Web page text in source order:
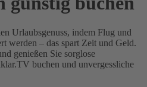
Urlaubsgenuss, indem Flug und
werden – das spart Zeit und Geld.
genießen Sie sorglose
buchen und unvergessliche